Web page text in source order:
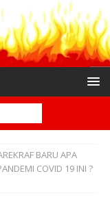
BARU APA
COVID 19 INI ?